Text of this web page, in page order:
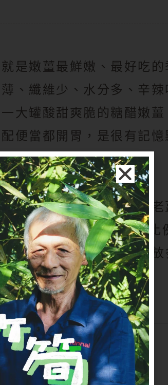
是嫩薑最鮮嫩、最好吃的
、纖維少、水分多、辛辣
大罐酸甜爽脆的糖醋嫩薑
便當都開胃，是很有記憶
場上大多就只剩辛辣的老
差在哪、醃嫩薑的黃金比
，還有新鮮與醃漬各能放
在哪？